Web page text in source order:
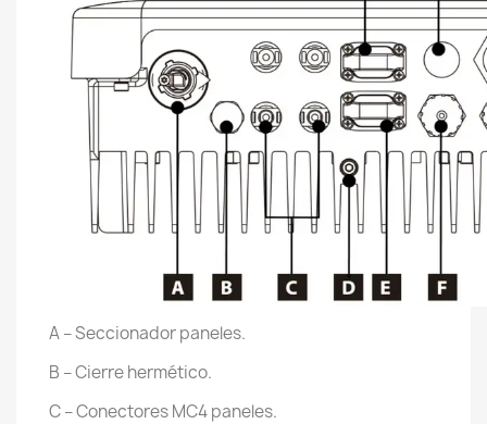
A – Seccionador paneles.
B – Cierre hermético.
C – Conectores MC4 paneles.